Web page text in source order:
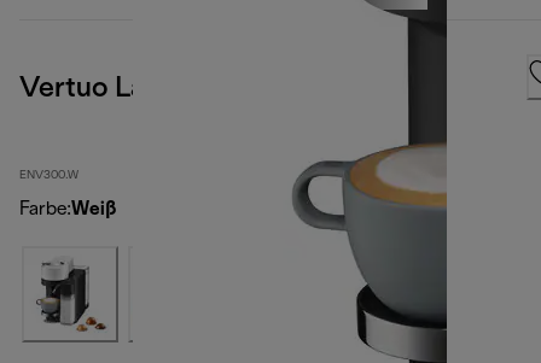
Vertuo Lattissima, White
ENV300.W
Farbe:Weiß